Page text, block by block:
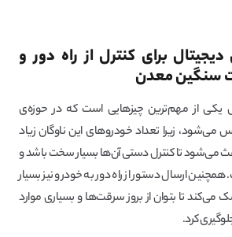
برای کنترل از راه دور و
سنگین معدن
یکی از مهم‌ترین چیزهایی است که در حوزه‌ی
زیرا تعداد خودروهای این ناوگان زیاد
می‌شود تا کنترل دستی آن‌ها بسیار سخت باشد و
ارسال دستور از راه دور به خودرو نیز بسیار
تا بتوان از بروز سرقت‌ها و بسیاری موارد
کرد.